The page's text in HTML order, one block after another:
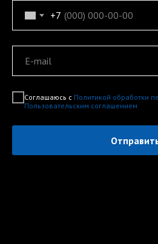
+7
Соглашаюсь с Политикой обработки
Пользовательским соглашением